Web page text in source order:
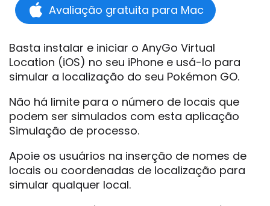
Avaliação gratuita para Mac
Basta instalar e iniciar o AnyGo Virtual
Location (iOS) no seu iPhone e usá-lo para
simular a localização do seu Pokémon GO.
Não há limite para o número de locais que
podem ser simulados com esta aplicação
Simulação de processo.
Apoie os usuários na inserção de nomes de
locais ou coordenadas de localização para
simular qualquer local.